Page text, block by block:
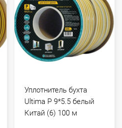
Уплотнитель бухта
Ultima P 9*5.5 белый
Китай (6) 100 м